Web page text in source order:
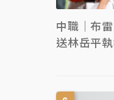
中職｜布
送林岳平